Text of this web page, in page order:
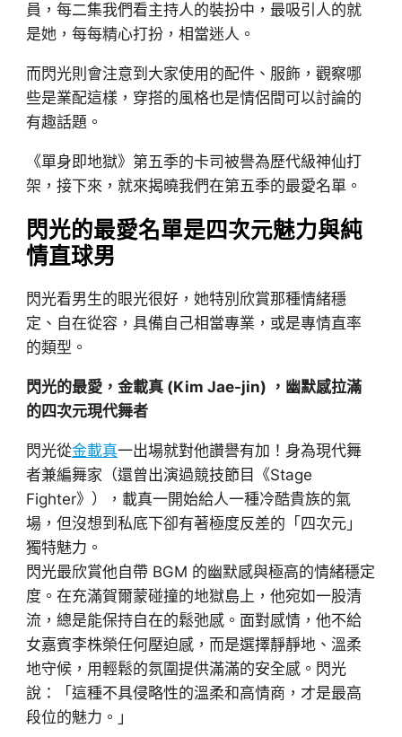
員，每二集我們看主持人的裝扮中，最吸引人的就
是她，每每精心打扮，相當迷人。
而閃光則會注意到大家使用的配件、服飾，觀察哪
些是業配這樣，穿搭的風格也是情侶間可以討論的
有趣話題。
《單身即地獄》第五季的卡司被譽為歷代級神仙打
架，接下來，就來揭曉我們在第五季的最愛名單。
閃光的最愛名單是四次元魅力與純
情直球男
閃光看男生的眼光很好，她特別欣賞那種情緒穩
定、自在從容，具備自己相當專業，或是專情直率
的類型。
閃光的最愛，金載真 (Kim Jae-jin) ，幽默感拉滿
的四次元現代舞者
閃光從金載真一出場就對他讚譽有加！身為現代舞
者兼編舞家（還曾出演過競技節目《Stage
Fighter》），載真一開始給人一種冷酷貴族的氣
場，但沒想到私底下卻有著極度反差的「四次元」
獨特魅力。
閃光最欣賞他自帶 BGM 的幽默感與極高的情緒穩定
度。在充滿賀爾蒙碰撞的地獄島上，他宛如一股清
流，總是能保持自在的鬆弛感。面對感情，他不給
女嘉賓李株榮任何壓迫感，而是選擇靜靜地、溫柔
地守候，用輕鬆的氛圍提供滿滿的安全感。閃光
說：「這種不具侵略性的溫柔和高情商，才是最高
段位的魅力。」